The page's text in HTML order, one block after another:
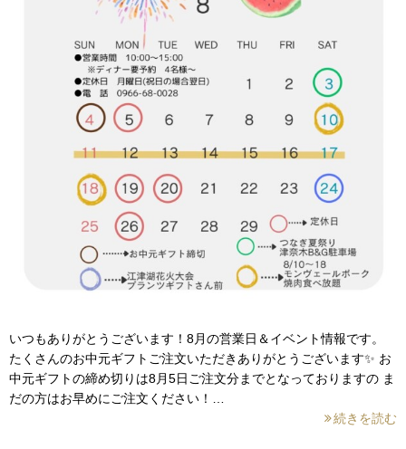
いつもありがとうございます！8月の営業日＆イベント情報です。
たくさんのお中元ギフトご注文いただきありがとうございます✨ お
中元ギフトの締め切りは8月5日ご注文分までとなっておりますの ま
だの方はお早めにご注文ください！…
続きを読む